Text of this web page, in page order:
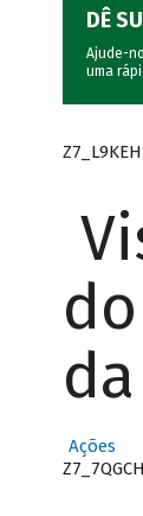
DÊ
Ajude-
uma
Ações